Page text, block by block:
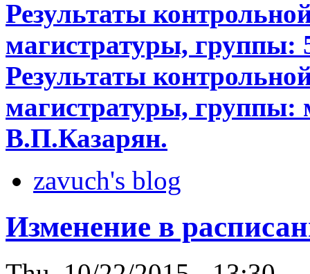
Результаты
магистратуры, группы:
Результаты
магистратуры, группы:
В.П.Казарян.
zavuch's blog
Изменение в